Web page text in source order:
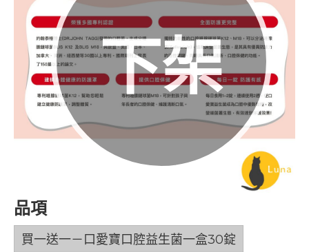
下架
品項
買一送一－口愛寶口腔益生菌一盒30錠